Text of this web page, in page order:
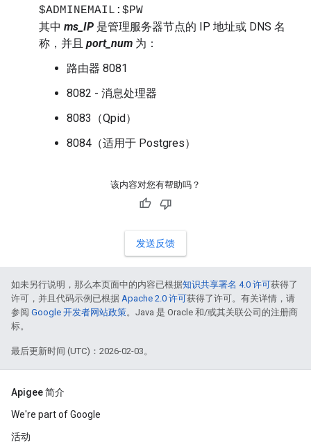
$ADMINEMAIL:$PW
其中 ms_IP 是管理服务器节点的 IP 地址或 DNS 名
称，并且 port_num 为：
路由器 8081
8082 - 消息处理器
8083（Qpid）
8084（适用于 Postgres）
该内容对您有帮助吗？
发送反馈
如未另行说明，那么本页面中的内容已根据知识共享署名 4.0 许可获得了
许可，并且代码示例已根据 Apache 2.0 许可获得了许可。有关详情，请
参阅 Google 开发者网站政策。Java 是 Oracle 和/或其关联公司的注册商
标。
最后更新时间 (UTC)：2026-02-03。
Apigee 简介
We're part of Google
活动